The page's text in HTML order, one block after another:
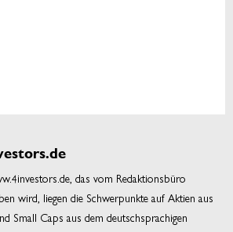
das vom Redaktionsbüro
wird, liegen die Schwerpunkte auf Aktien aus
Small Caps aus dem deutschsprachigen